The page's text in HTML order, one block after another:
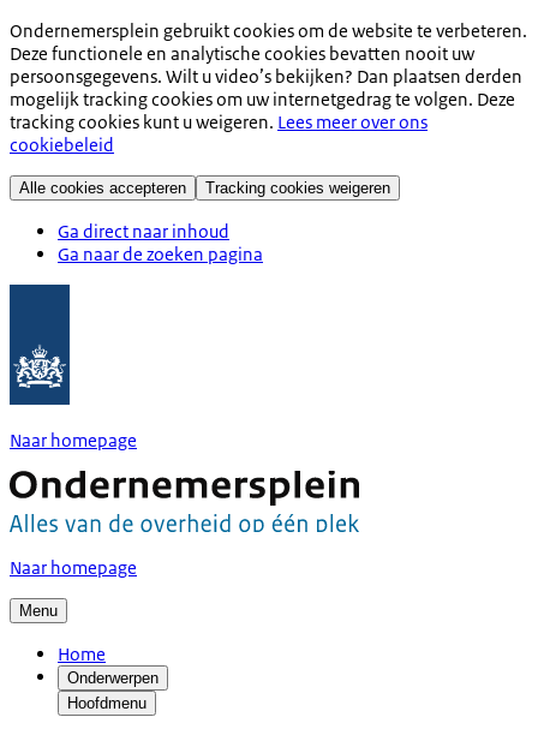
Ondernemersplein gebruikt cookies om de website te verbeteren.
Deze functionele en analytische cookies bevatten nooit uw
persoonsgegevens. Wilt u video’s bekijken? Dan plaatsen derden
mogelijk tracking cookies om uw internetgedrag te volgen. Deze
tracking cookies kunt u weigeren. Lees meer over ons
cookiebeleid
Alle cookies accepteren Tracking cookies weigeren
Ga direct naar inhoud
Ga naar de zoeken pagina
Naar homepage
Naar homepage
Menu
Home
Onderwerpen
Hoofdmenu